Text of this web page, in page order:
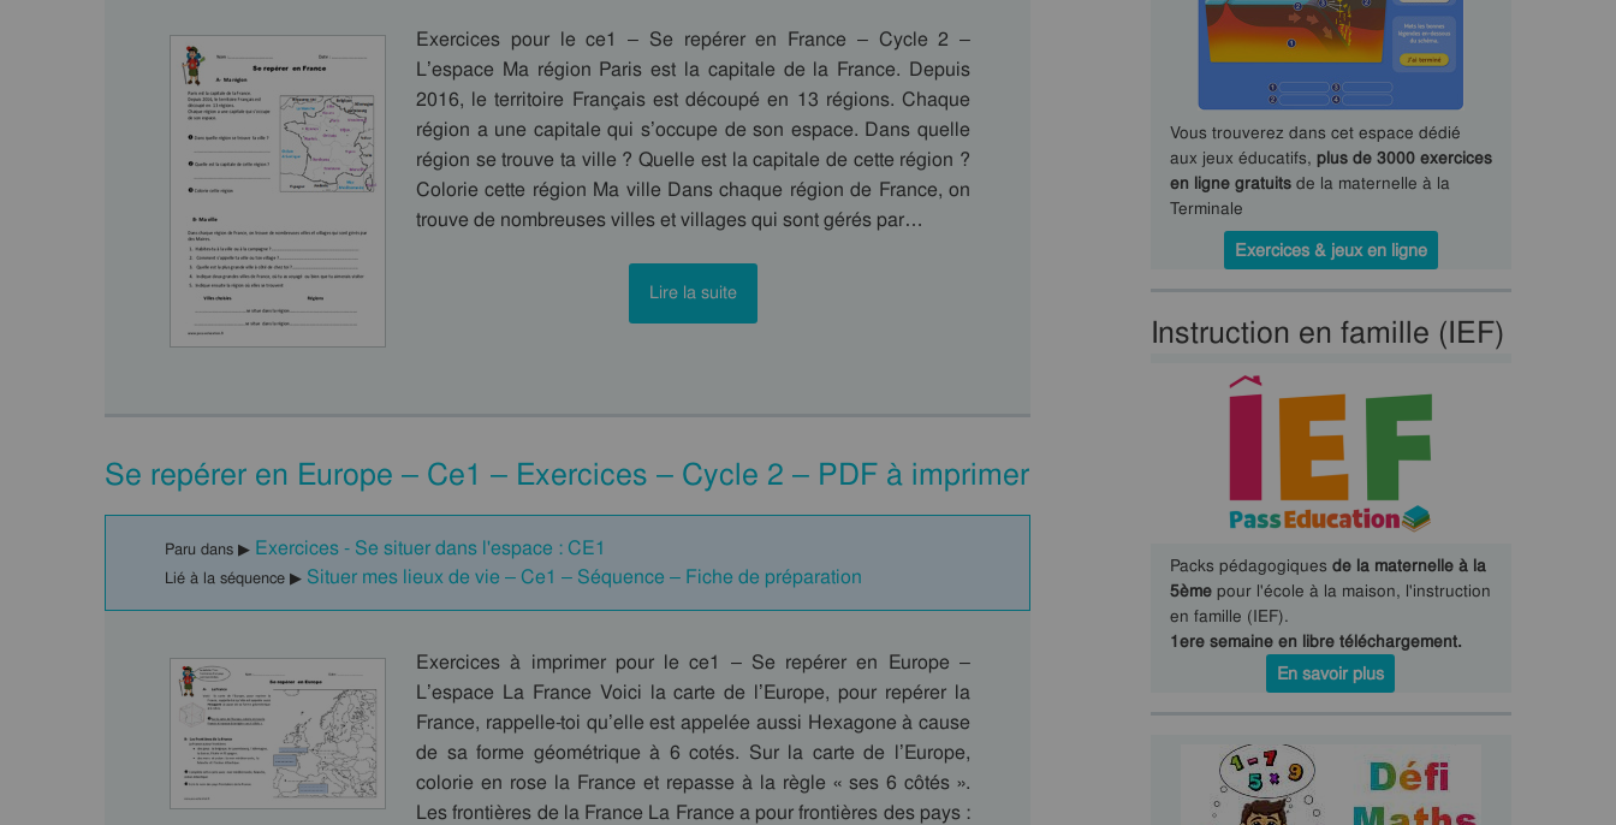
Exercices pour le ce1 – Se repérer en France – Cycle 2 –
L’espace Ma région Paris est la capitale de la France. Depuis
2016, le territoire Français est découpé en 13 régions. Chaque
région a une capitale qui s’occupe de son espace. Dans quelle
région se trouve ta ville ? Quelle est la capitale de cette région ?
Colorie cette région Ma ville Dans chaque région de France, on
trouve de nombreuses villes et villages qui sont gérés par…
Lire la suite
Se repérer en Europe – Ce1 – Exercices – Cycle 2 – PDF à imprimer
Paru dans ▶ Exercices - Se situer dans l'espace : CE1
Lié à la séquence ▶ Situer mes lieux de vie – Ce1 – Séquence – Fiche de préparation
Exercices à imprimer pour le ce1 – Se repérer en Europe –
L’espace La France Voici la carte de l’Europe, pour repérer la
France, rappelle-toi qu’elle est appelée aussi Hexagone à cause
de sa forme géométrique à 6 cotés. Sur la carte de l’Europe,
colorie en rose la France et repasse à la règle « ses 6 côtés ».
Les frontières de la France La France a pour frontières des pays :
Vous trouverez dans cet espace dédié
aux jeux éducatifs, plus de 3000 exercices
en ligne gratuitsde la maternelle à la
Terminale
Exercices & jeux en ligne
Instruction en famille (IEF)
Packs pédagogiques de la maternelle à la
5èmepour l'école à la maison, l'instruction
en famille (IEF).
1ere semaine en libre téléchargement.
En savoir plus